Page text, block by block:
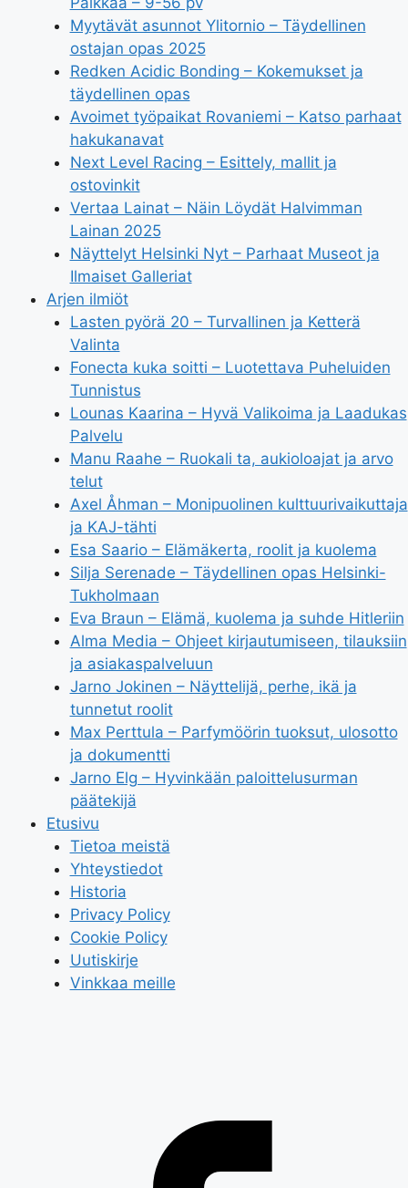
Myytävät asunnot Ylitornio – Täydellinen
ostajan opas 2025
Redken Acidic Bonding – Kokemukset ja
täydellinen opas
Avoimet työpaikat Rovaniemi – Katso parhaat
hakukanavat
Next Level Racing – Esittely, mallit ja
ostovinkit
Vertaa Lainat – Näin Löydät Halvimman
Lainan 2025
Näyttelyt Helsinki Nyt – Parhaat Museot ja
Ilmaiset Galleriat
Arjen ilmiöt
Lasten pyörä 20 – Turvallinen ja Ketterä
Valinta
Fonecta kuka soitti – Luotettava Puheluiden
Tunnistus
Lounas Kaarina – Hyvä Valikoima ja Laadukas
Palvelu
Manu Raahe – Ruokali ta, aukioloajat ja arvo
telut
Axel Åhman – Monipuolinen kulttuurivaikuttaja
ja KAJ-tähti
Esa Saario – Elämäkerta, roolit ja kuolema
Silja Serenade – Täydellinen opas Helsinki-
Tukholmaan
Eva Braun – Elämä, kuolema ja suhde Hitleriin
Alma Media – Ohjeet kirjautumiseen, tilauksiin
ja asiakaspalveluun
Jarno Jokinen – Näyttelijä, perhe, ikä ja
tunnetut roolit
Max Perttula – Parfymöörin tuoksut, ulosotto
ja dokumentti
Jarno Elg – Hyvinkään paloittelusurman
päätekijä
Etusivu
Tietoa meistä
Yhteystiedot
Historia
Privacy Policy
Cookie Policy
Uutiskirje
Vinkkaa meille